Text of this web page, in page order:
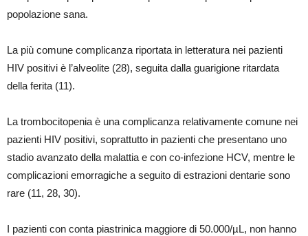
popolazione sana.
La più comune complicanza riportata in letteratura nei pazienti
HIV positivi è l’alveolite (28), seguita dalla guarigione ritardata
della ferita (11).
La trombocitopenia è una complicanza relativamente comune nei
pazienti HIV positivi, soprattutto in pazienti che presentano uno
stadio avanzato della malattia e con co-infezione HCV, mentre le
complicazioni emorragiche a seguito di estrazioni dentarie sono
rare (11, 28, 30).
I pazienti con conta piastrinica maggiore di 50.000/µL, non hanno